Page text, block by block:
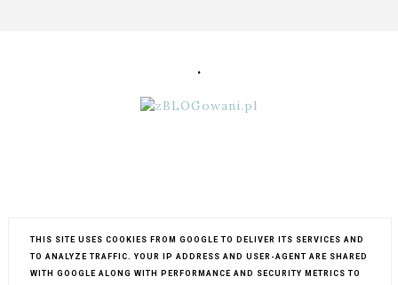
.
THIS SITE USES COOKIES FROM GOOGLE TO DELIVER ITS SERVICES AND
TO ANALYZE TRAFFIC. YOUR IP ADDRESS AND USER-AGENT ARE SHARED
WITH GOOGLE ALONG WITH PERFORMANCE AND SECURITY METRICS TO